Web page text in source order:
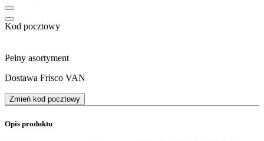
Kod pocztowy
Pełny asortyment
Dostawa Frisco VAN
Zmień kod pocztowy
Opis produktu